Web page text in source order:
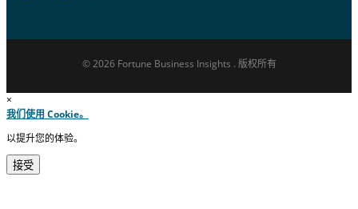
© 2026 Fortune Business Insights . 版权所有
×
我们使用 Cookie。
以提升您的体验。
接受